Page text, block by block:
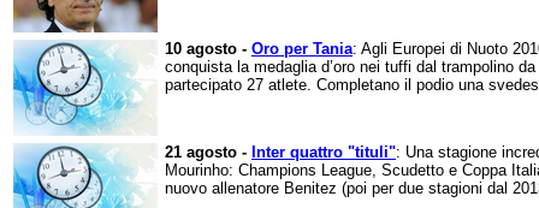
10 agosto - Oro per Tania: Agli Europei di Nuoto
conquista la medaglia d’oro nei tuffi dal trampolino
partecipato 27 atlete. Completano il podio una
21 agosto - Inter quattro "tituli": Una stagione
Mourinho: Champions League, Scudetto e Coppa
nuovo allenatore Benitez (poi per due stagioni dal